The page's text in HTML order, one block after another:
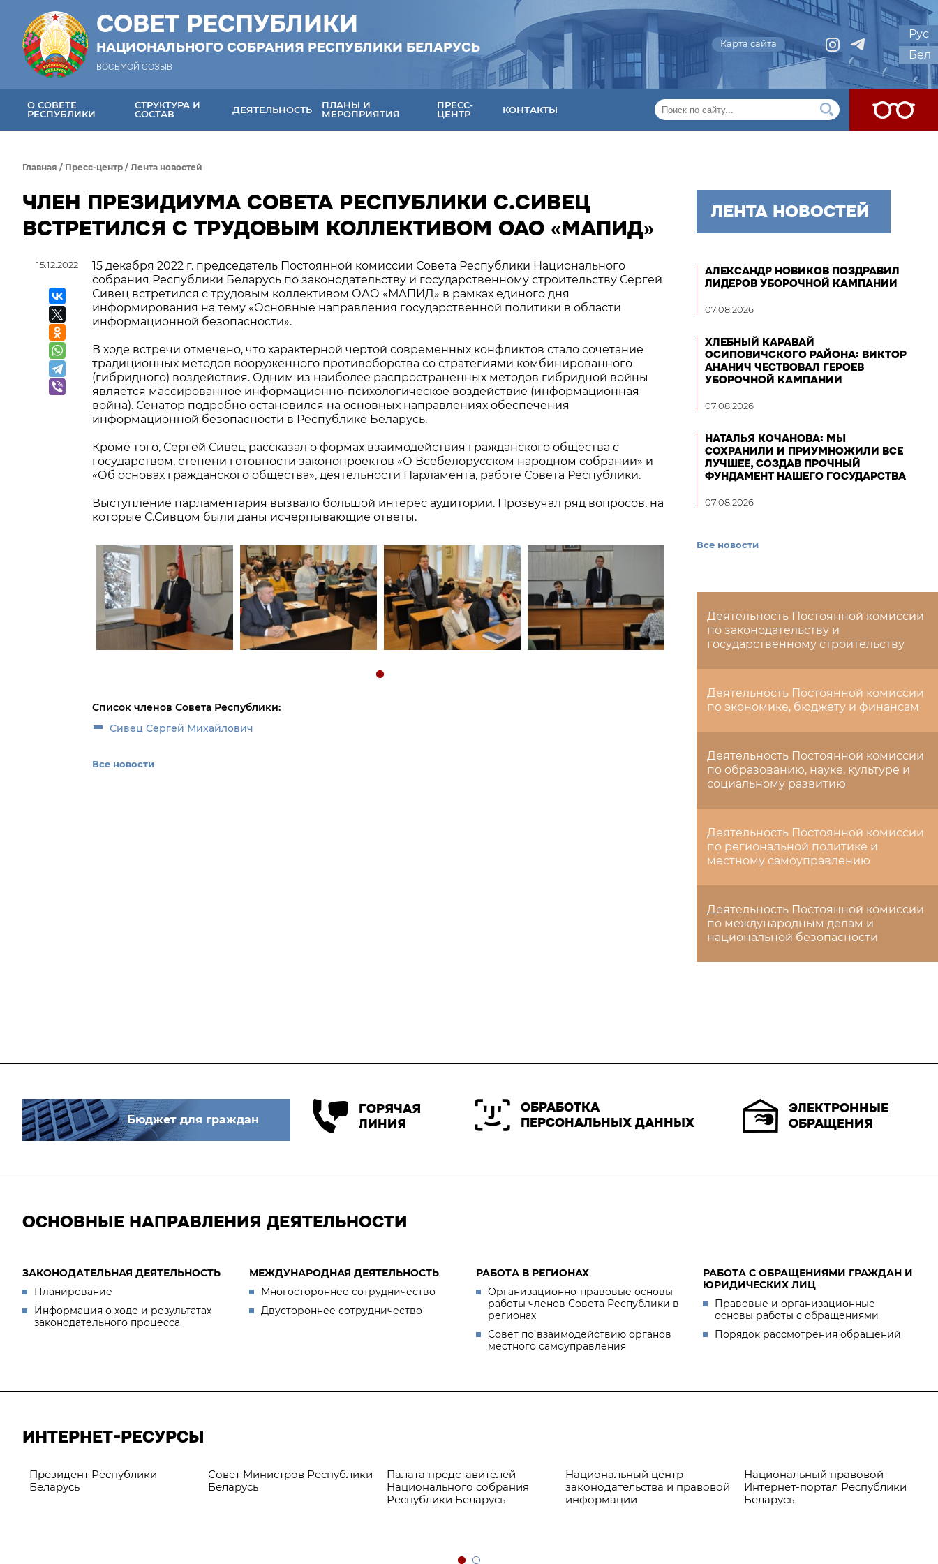
СОВЕТ РЕСПУБЛИКИ
НАЦИОНАЛЬНОГО СОБРАНИЯ РЕСПУБЛИКИ БЕЛАРУСЬ
ВОСЬМОЙ СОЗЫВ
Карта сайта
Рус
Бел
О СОВЕТЕ
РЕСПУБЛИКИ
СТРУКТУРА И
СОСТАВ
ДЕЯТЕЛЬНОСТЬ
ПЛАНЫ И
МЕРОПРИЯТИЯ
ПРЕСС-
ЦЕНТР
КОНТАКТЫ
Главная / Пресс-центр / Лента новостей
ЧЛЕН ПРЕЗИДИУМА СОВЕТА РЕСПУБЛИКИ С.СИВЕЦ
ВСТРЕТИЛСЯ С ТРУДОВЫМ КОЛЛЕКТИВОМ ОАО «МАПИД»
15.12.2022
15 декабря 2022 г. председатель Постоянной комиссии Совета Республики Национального
собрания Республики Беларусь по законодательству и государственному строительству Сергей
Сивец встретился с трудовым коллективом ОАО «МАПИД» в рамках единого дня
информирования на тему «Основные направления государственной политики в области
информационной безопасности».
В ходе встречи отмечено, что характерной чертой современных конфликтов стало сочетание
традиционных методов вооруженного противоборства со стратегиями комбинированного
(гибридного) воздействия. Одним из наиболее распространенных методов гибридной войны
является массированное информационно-психологическое воздействие (информационная
война). Сенатор подробно остановился на основных направлениях обеспечения
информационной безопасности в Республике Беларусь.
Кроме того, Сергей Сивец рассказал о формах взаимодействия гражданского общества с
государством, степени готовности законопроектов «О Всебелорусском народном собрании» и
«Об основах гражданского общества», деятельности Парламента, работе Совета Республики.
Выступление парламентария вызвало большой интерес аудитории. Прозвучал ряд вопросов, на
которые С.Сивцом были даны исчерпывающие ответы.
Список членов Совета Республики:
Сивец Сергей Михайлович
Все новости
ЛЕНТА НОВОСТЕЙ
АЛЕКСАНДР НОВИКОВ ПОЗДРАВИЛ
ЛИДЕРОВ УБОРОЧНОЙ КАМПАНИИ
07.08.2026
ХЛЕБНЫЙ КАРАВАЙ
ОСИПОВИЧСКОГО РАЙОНА: ВИКТОР
АНАНИЧ ЧЕСТВОВАЛ ГЕРОЕВ
УБОРОЧНОЙ КАМПАНИИ
07.08.2026
НАТАЛЬЯ КОЧАНОВА: МЫ
СОХРАНИЛИ И ПРИУМНОЖИЛИ ВСЕ
ЛУЧШЕЕ, СОЗДАВ ПРОЧНЫЙ
ФУНДАМЕНТ НАШЕГО ГОСУДАРСТВА
07.08.2026
Все новости
Деятельность Постоянной комиссии
по законодательству и
государственному строительству
Деятельность Постоянной комиссии
по экономике, бюджету и финансам
Деятельность Постоянной комиссии
по образованию, науке, культуре и
социальному развитию
Деятельность Постоянной комиссии
по региональной политике и
местному самоуправлению
Деятельность Постоянной комиссии
по международным делам и
национальной безопасности
Бюджет для граждан
ГОРЯЧАЯ
ЛИНИЯ
ОБРАБОТКА
ПЕРСОНАЛЬНЫХ ДАННЫХ
ЭЛЕКТРОННЫЕ
ОБРАЩЕНИЯ
ОСНОВНЫЕ НАПРАВЛЕНИЯ ДЕЯТЕЛЬНОСТИ
ЗАКОНОДАТЕЛЬНАЯ ДЕЯТЕЛЬНОСТЬ
Планирование
Информация о ходе и результатах
законодательного процесса
МЕЖДУНАРОДНАЯ ДЕЯТЕЛЬНОСТЬ
Многостороннее сотрудничество
Двустороннее сотрудничество
РАБОТА В РЕГИОНАХ
Организационно-правовые основы
работы членов Совета Республики в
регионах
Совет по взаимодействию органов
местного самоуправления
РАБОТА С ОБРАЩЕНИЯМИ ГРАЖДАН И
ЮРИДИЧЕСКИХ ЛИЦ
Правовые и организационные
основы работы с обращениями
Порядок рассмотрения обращений
ИНТЕРНЕТ-РЕСУРСЫ
Президент Республики
Беларусь
Совет Министров Республики
Беларусь
Палата представителей
Национального собрания
Республики Беларусь
Национальный центр
законодательства и правовой
информации
Национальный правовой
Интернет-портал Республики
Беларусь